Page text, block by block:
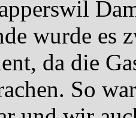
wurde es
da die
So